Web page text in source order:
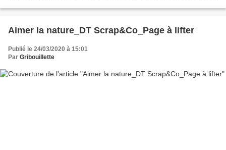
Aimer la nature_DT Scrap&Co_Page à lifter
Publié le 24/03/2020 à 15:01
Par Gribouillette